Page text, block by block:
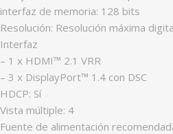
interfaz de memoria: 128 bits
Resolución: Resolución máxima
Interfaz
– 1 x HDMI™ 2.1 VRR
– 3 x DisplayPort™ 1.4 con DSC
HDCP: Sí
Vista múltiple: 4
Fuente de alimentación